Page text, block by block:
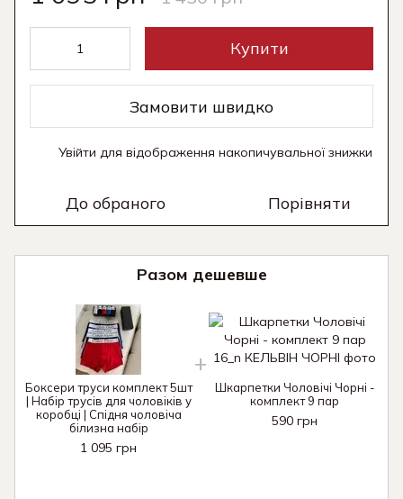
Купити
Замовити швидко
Увійти для відображення накопичувальної знижки
До обраного Порівняти
Разом дешевше
Боксери труси комплект 5шт
| Набір трусів для чоловіків у
коробці | Спідня чоловіча
білизна набір
1 095 грн
Шкарпетки Чоловічі Чорні -
комплект 9 пар
590 грн